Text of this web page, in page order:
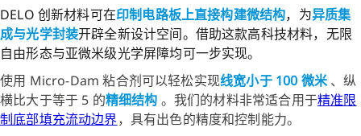
DELO 创新材料可在印制电路板上直接构建微结构，为异质集
成与光学封装开辟全新设计空间。借助这款高科技材料，无限
自由形态与亚微米级光学屏障均可一步实现。
使用 Micro-Dam 粘合剂可以轻松实现线宽小于 100 微米、纵
横比大于等于 5 的精细结构 。我们的材料非常适合用于精准限
制底部填充流动边界，具有出色的精度和控制能力。